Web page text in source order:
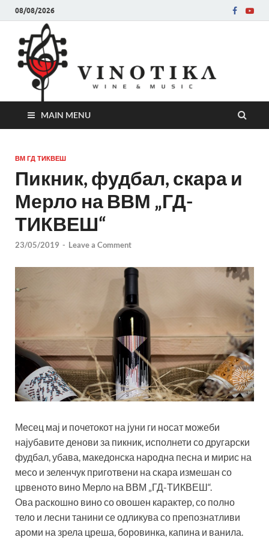
08/08/2026
MAIN MENU
ВМ ГД ТИКВЕШ
Пикник, фудбал, скара и
Мерло на ВВМ „ГД-
ТИКВЕШ“
23/05/2019 - Leave a Comment
Месец мај и почетокот на јуни ги носат можеби
најубавите денови за пикник, исполнети со другарски
фудбал, убава, македонска народна песна и мирис на
месо и зеленчук приготвени на скара измешан со
црвеното вино Мерло на ВВМ „ГД-ТИКВЕШ“.
Ова раскошно вино со овошен карактер, со полно
тело и лесни танини се одликува со препознатливи
ароми на зрела цреша, боровинка, капина и ванила.